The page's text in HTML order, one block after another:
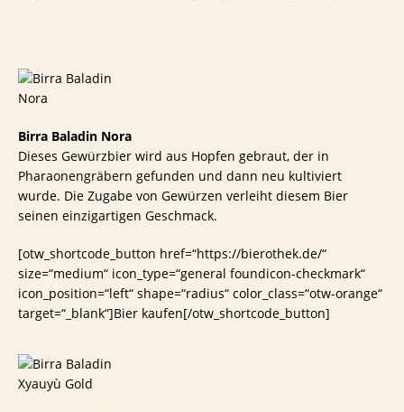
Birra Baladin Nora
Dieses Gewürzbier wird aus Hopfen gebraut, der in
Pharaonengräbern gefunden und dann neu kultiviert
wurde. Die Zugabe von Gewürzen verleiht diesem Bier
seinen einzigartigen Geschmack.
[otw_shortcode_button href=“https://bierothek.de/“
size=“medium“ icon_type=“general foundicon-checkmark“
icon_position=“left“ shape=“radius“ color_class=“otw-orange“
target=“_blank“]Bier kaufen[/otw_shortcode_button]